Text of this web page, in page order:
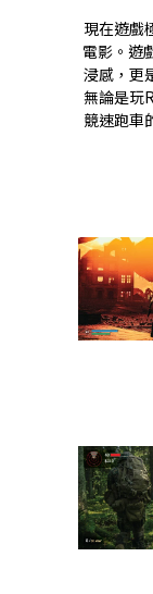
現在遊戲
電影。遊
浸感，更
無論是玩
競速跑車